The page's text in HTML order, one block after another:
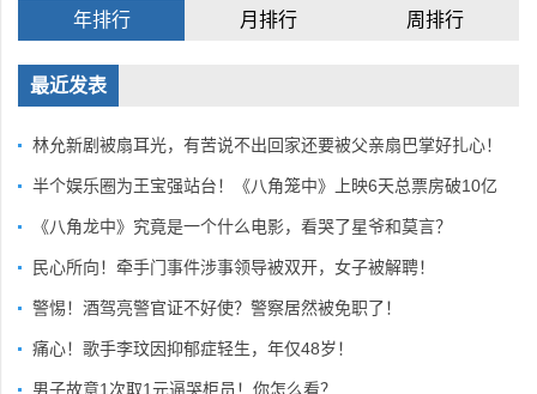
年排行 月排行 周排行
最近发表
林允新剧被扇耳光，有苦说不出回家还要被父亲扇巴掌好扎心！
半个娱乐圈为王宝强站台！《八角笼中》上映6天总票房破10亿
《八角龙中》究竟是一个什么电影，看哭了星爷和莫言？
民心所向！牵手门事件涉事领导被双开，女子被解聘！
警惕！酒驾亮警官证不好使？警察居然被免职了！
痛心！歌手李玟因抑郁症轻生，年仅48岁！
男子故意1次取1元逼哭柜员！你怎么看？